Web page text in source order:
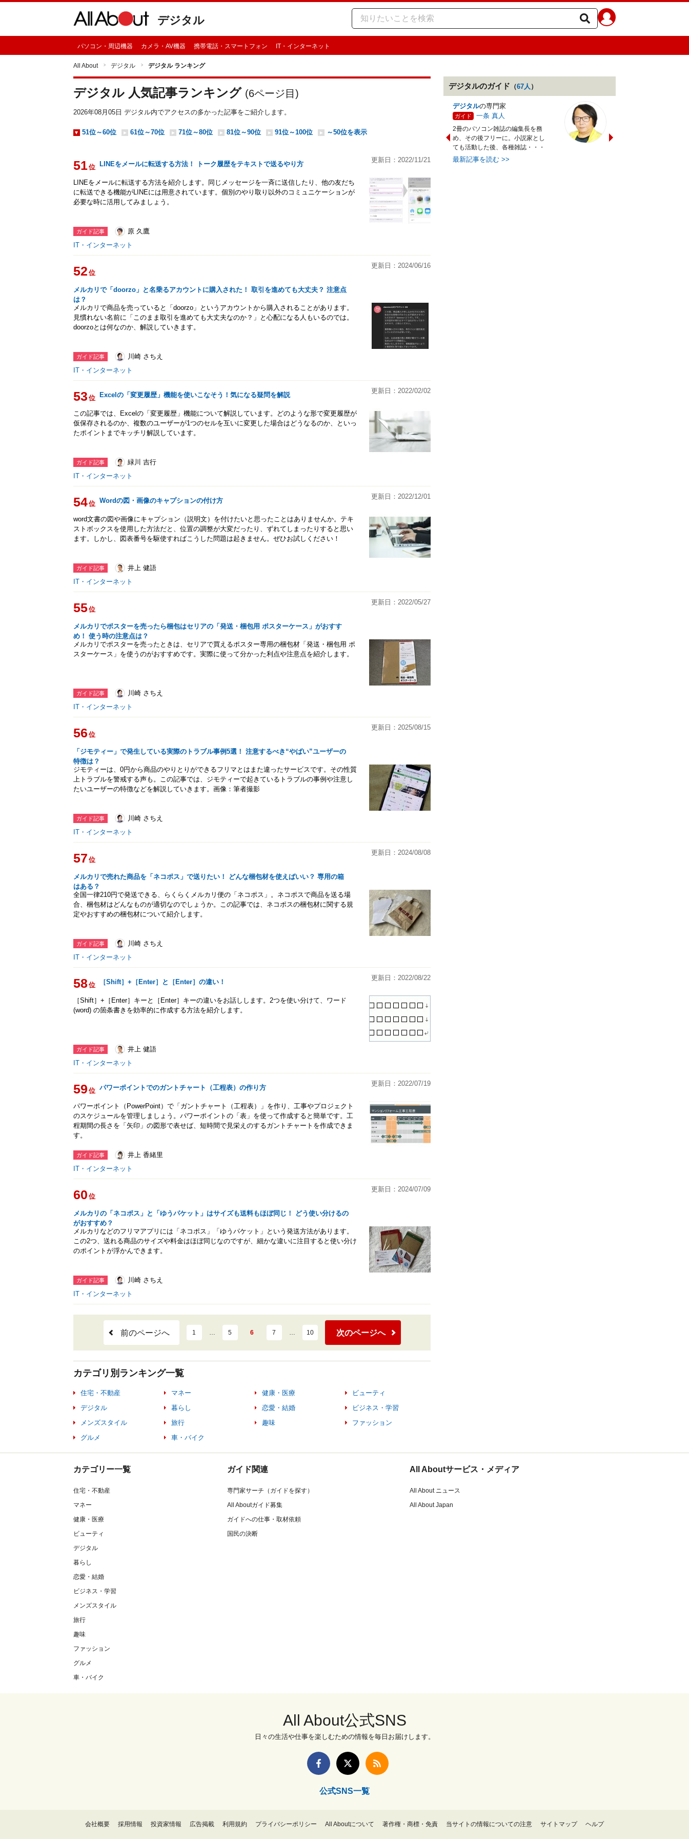
デジタル
パソコン・周辺機器 カメラ・AV機器 携帯電話・スマートフォン IT・インターネット
All About デジタル デジタル ランキング
デジタル 人気記事ランキング (6ページ目)
2026年08月05日 デジタル内でアクセスの多かった記事をご紹介します。
51位～60位 61位～70位 71位～80位 81位～90位 91位～100位 ～50位を表示
51位 LINEをメールに転送する方法！ トーク履歴をテキストで送るやり方
更新日：2022/11/21
LINEをメールに転送する方法を紹介します。同じメッセージを一斉に送信したり、他の友だち
に転送できる機能がLINEには用意されています。個別のやり取り以外のコミュニケーションが
必要な時に活用してみましょう。
ガイド記事
原 久鷹
IT・インターネット
52 位
メルカリで「doorzo」と名乗るアカウントに購入された！ 取引を進めても大丈夫？ 注意点
は？
更新日：2024/06/16
メルカリで商品を売っていると「doorzo」というアカウントから購入されることがあります。
見慣れない名前に「このまま取引を進めても大丈夫なのか？」と心配になる人もいるのでは。
doorzoとは何なのか、解説していきます。
ガイド記事
川崎 さちえ
IT・インターネット
53 位 Excelの「変更履歴」機能を使いこなそう！気になる疑問を解説
更新日：2022/02/02
この記事では、Excelの「変更履歴」機能について解説しています。どのような形で変更履歴が
仮保存されるのか、複数のユーザーが1つのセルを互いに変更した場合はどうなるのか、といっ
たポイントまでキッチリ解説しています。
ガイド記事
緑川 吉行
IT・インターネット
54位 Wordの図・画像のキャプションの付け方
更新日：2022/12/01
word文書の図や画像にキャプション（説明文）を付けたいと思ったことはありませんか。テキ
ストボックスを使用した方法だと、位置の調整が大変だったり、ずれてしまったりすると思い
ます。しかし、図表番号を駆使すればこうした問題は起きません。ぜひお試しください！
ガイド記事
井上 健語
IT・インターネット
55位
メルカリでポスターを売ったら梱包はセリアの「発送・梱包用 ポスターケース」がおすす
め！ 使う時の注意点は？
更新日：2022/05/27
メルカリでポスターを売ったときは、セリアで買えるポスター専用の梱包材「発送・梱包用 ポ
スターケース」を使うのがおすすめです。実際に使って分かった利点や注意点を紹介します。
ガイド記事
川崎 さちえ
IT・インターネット
56 位
「ジモティー」で発生している実際のトラブル事例5選！ 注意するべき“やばい”ユーザーの
特徴は？
更新日：2025/08/15
ジモティーは、0円から商品のやりとりができるフリマとはまた違ったサービスです。その性質
上トラブルを警戒する声も。この記事では、ジモティーで起きているトラブルの事例や注意し
たいユーザーの特徴などを解説していきます。画像：筆者撮影
ガイド記事
川崎 さちえ
IT・インターネット
57 位
メルカリで売れた商品を「ネコポス」で送りたい！ どんな梱包材を使えばいい？ 専用の箱
はある？
更新日：2024/08/08
全国一律210円で発送できる、らくらくメルカリ便の「ネコポス」。ネコポスで商品を送る場
合、梱包材はどんなものが適切なのでしょうか。この記事では、ネコポスの梱包材に関する規
定やおすすめの梱包材について紹介します。
ガイド記事
川崎 さちえ
IT・インターネット
58位 ［Shift］+［Enter］と［Enter］の違い！
更新日：2022/08/22
［Shift］+［Enter］キーと［Enter］キーの違いをお話しします。2つを使い分けて、ワード
(word) の箇条書きを効率的に作成する方法を紹介します。
ガイド記事
井上 健語
IT・インターネット
59 位 パワーポイントでのガントチャート（工程表）の作り方
更新日：2022/07/19
パワーポイント（PowerPoint）で「ガントチャート（工程表）」を作り、工事やプロジェクト
のスケジュールを管理しましょう。パワーポイントの「表」を使って作成すると簡単です。工
程期間の長さを「矢印」の図形で表せば、短時間で見栄えのするガントチャートを作成できま
す。
ガイド記事
井上 香緒里
IT・インターネット
60 位
メルカリの「ネコポス」と「ゆうパケット」はサイズも送料もほぼ同じ！ どう使い分けるの
がおすすめ？
更新日：2024/07/09
メルカリなどのフリマアプリには「ネコポス」「ゆうパケット」という発送方法があります。
この2つ、送れる商品のサイズや料金はほぼ同じなのですが、細かな違いに注目すると使い分け
のポイントが浮かんできます。
ガイド記事
川崎 さちえ
IT・インターネット
前のページへ 1 … 5 6 7 … 10 次のページへ
カテゴリ別ランキング一覧
住宅・不動産 マネー 健康・医療
ビューティ
デジタル
暮らし 恋愛・結婚
ビジネス・学習
メンズスタイル
旅行 趣味
ファッション
グルメ
車・バイク
デジタルのガイド （67人 ）
デジタルの専門家
ガイド 一条 真人
2冊のパソコン雑誌の編集長を務
め、その後フリーに。小説家とし
ても活動した後、各種雑誌・・・
最新記事を読む >>
ンピューターグラフィックに
カテゴリー一覧
住宅・不動産
マネー
健康・医療
ビューティ
デジタル
暮らし
恋愛・結婚
ビジネス・学習
メンズスタイル
旅行
趣味
ファッション
グルメ
車・バイク
ガイド関連
専門家サーチ（ガイドを探す）
All Aboutガイド募集
ガイドへの仕事・取材依頼
国民の決断
All Aboutサービス・メディア
All About ニュース
All About Japan
All About公式SNS
日々の生活や仕事を楽しむための情報を毎日お届けします。
公式SNS一覧
会社概要 採用情報 投資家情報 広告掲載 利用規約 プライバシーポリシー All Aboutについて 著作権・商標・免責 当サイトの情報についての注意 サイトマップ ヘルプ